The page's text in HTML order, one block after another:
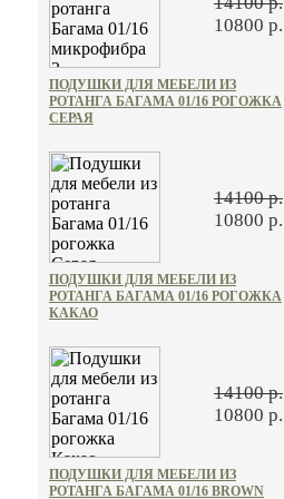
10800 р.
ПОДУШКИ ДЛЯ МЕБЕЛИ ИЗ
РОТАНГА БАГАМА 01/16 РОГОЖКА
СЕРАЯ
14100 р.
10800 р.
ПОДУШКИ ДЛЯ МЕБЕЛИ ИЗ
РОТАНГА БАГАМА 01/16 РОГОЖКА
КАКАО
14100 р.
10800 р.
ПОДУШКИ ДЛЯ МЕБЕЛИ ИЗ
РОТАНГА БАГАМА 01/16 BROWN